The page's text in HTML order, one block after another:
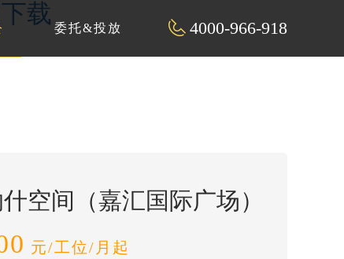
载
4000-966-918
委托&投放
空间（嘉汇国际广场）
元/工位/月起